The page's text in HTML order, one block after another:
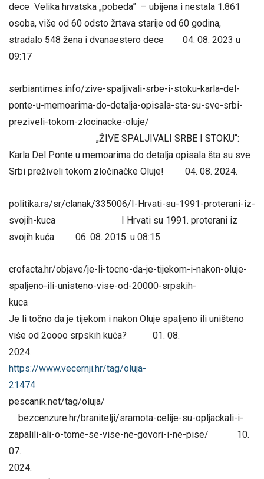
dece Velika hrvatska „pobeda” – ubijena i nestala 1.861
osoba, više od 60 odsto žrtava starije od 60 godina,
stradalo 548 žena i dvanaestero dece 04. 08. 2023 u
09:17
serbiantimes.info/zive-spaljivali-srbe-i-stoku-karla-del-
ponte-u-memoarima-do-detalja-opisala-sta-su-sve-srbi-
preziveli-tokom-zlocinacke-oluje/
„ŽIVE SPALJIVALI SRBE I STOKU“:
Karla Del Ponte u memoarima do detalja opisala šta su sve
Srbi preživeli tokom zločinačke Oluje! 04. 08. 2024.
politika.rs/sr/clanak/335006/I-Hrvati-su-1991-proterani-iz-
svojih-kuca I Hrvati su 1991. proterani iz
svojih kuća 06. 08. 2015. u 08:15
crofacta.hr/objave/je-li-tocno-da-je-tijekom-i-nakon-oluje-
spaljeno-ili-unisteno-vise-od-20000-srpskih-
Je li točno da je tijekom i nakon Oluje spaljeno ili uništeno
više od 2oooo srpskih kuća? 01. 08.
2024.
https://www.vecernji.hr/tag/oluja-
21474
pescanik.net/tag/oluja/
bezcenzure.hr/branitelji/sramota-celije-su-opljackali-i-
zapalili-ali-o-tome-se-vise-ne-govori-i-ne-pise/ 10.
07.